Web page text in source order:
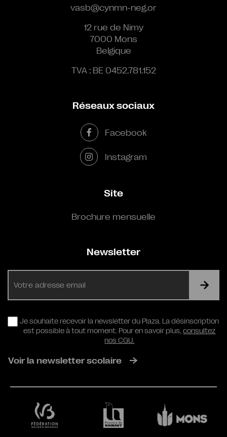
vasb@cynmn-neg.or
12 rue de Nimy
7000 Mons
Belgique
TVA : BE 0452.781.152
Réseaux sociaux
Facebook
Instagram
Site
Brochure mensuelle
Newsletter
RGPD
Je souhaite recevoir la newsletter du Plaza. La désinscription
est possible à tout moment. Pour en savoir plus,consultez
nos CGU.
Voir la newsletter scolaire